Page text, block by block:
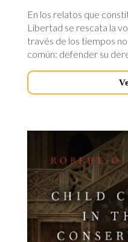
En los relatos que
Libertad se rescata la
través de los tiempos
común: defender su
composers.jpg